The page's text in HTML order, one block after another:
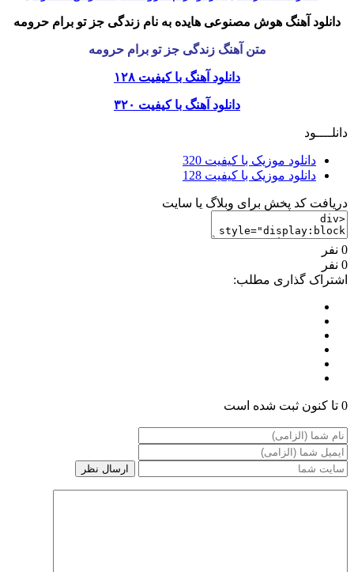
دانلود آهنگ هوش مصنوعی هایده به نام زندگی جز تو برام حرومه
متن آهنگ زندگی جز تو برام حرومه
دانلود آهنگ با کیفیت ۱۲۸
دانلود آهنگ با کیفیت ۳۲۰
دانلــــود
دانلود موزیک با کیفیت 320
دانلود موزیک با کیفیت 128
دریافت کد پخش برای وبلاگ یا سایت
0 نفر
0 نفر
اشتراک گذاری مطلب:
0 تا کنون ثبت شده است